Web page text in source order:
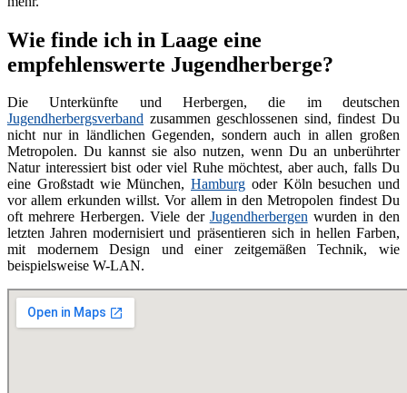
Wie finde ich in Laage eine
empfehlenswerte Jugendherberge?
Die Unterkünfte und Herbergen, die im deutschen
Jugendherbergsverband zusammen geschlossenen sind, findest Du
nicht nur in ländlichen Gegenden, sondern auch in allen großen
Metropolen. Du kannst sie also nutzen, wenn Du an unberührter
Natur interessiert bist oder viel Ruhe möchtest, aber auch, falls Du
eine Großstadt wie München, Hamburg oder Köln besuchen und
vor allem erkunden willst. Vor allem in den Metropolen findest Du
oft mehrere Herbergen. Viele der Jugendherbergenwurden in den
letzten Jahren modernisiert und präsentieren sich in hellen Farben,
mit modernem Design und einer zeitgemäßen Technik, wie
beispielsweise W-LAN.